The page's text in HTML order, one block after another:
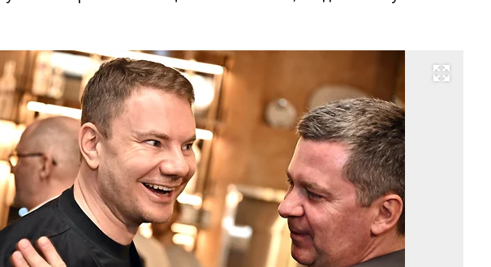
Развернуть на весь экран